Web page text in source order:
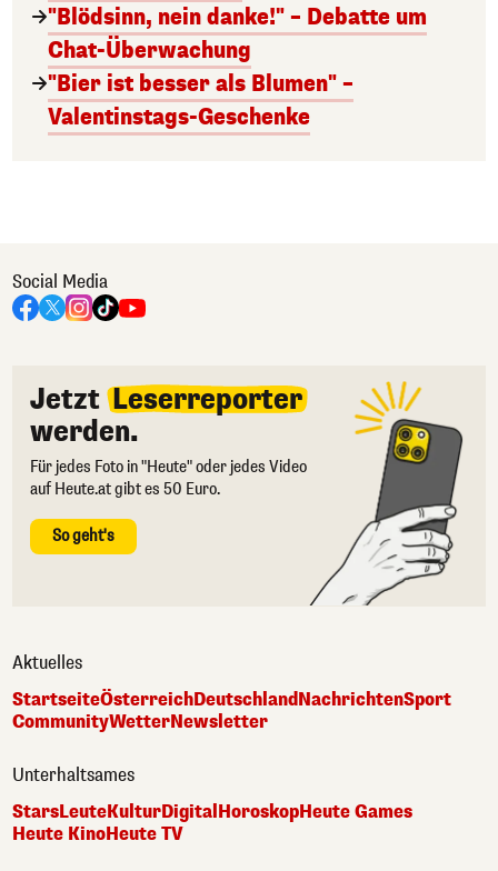
"Blödsinn, nein danke!" – Debatte um
Chat-Überwachung
"Bier ist besser als Blumen" –
Valentinstags-Geschenke
Social Media
Jetzt Leserreporter
werden.
Für jedes Foto in "Heute" oder jedes Video
auf Heute.at gibt es 50 Euro.
So geht's
Aktuelles
StartseiteÖsterreichDeutschlandNachrichtenSport
CommunityWetterNewsletter
Unterhaltsames
StarsLeuteKulturDigital HoroskopHeute Games
Heute KinoHeute TV